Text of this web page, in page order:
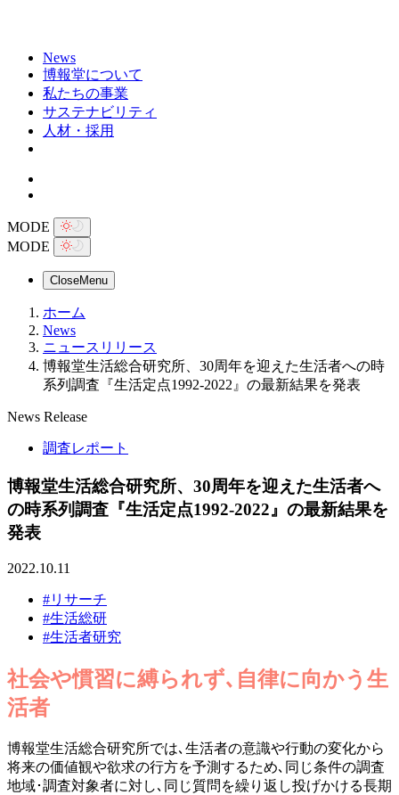
News
博報堂について
私たちの事業
サステナビリティ
人材・採用
MODE
MODE
CloseMenu
ホーム
News
ニュースリリース
博報堂生活総合研究所、30周年を迎えた生活者への時
系列調査『生活定点1992-2022』の最新結果を発表
News Release
調査レポート
博報堂生活総合研究所、30周年を迎えた生活者へ
の時系列調査『生活定点1992-2022』の最新結果を
発表
2022.10.11
#リサーチ
#生活総研
#生活者研究
社会や慣習に縛られず､自律に向かう生
活者
博報堂生活総合研究所では､生活者の意識や行動の変化から
将来の価値観や欲求の行方を予測するため､同じ条件の調査
地域･調査対象者に対し､同じ質問を繰り返し投げかける長期